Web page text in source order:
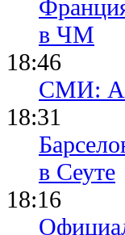
в ЧМ
18:46
СМИ:
18:31
в Сеуте
18:16